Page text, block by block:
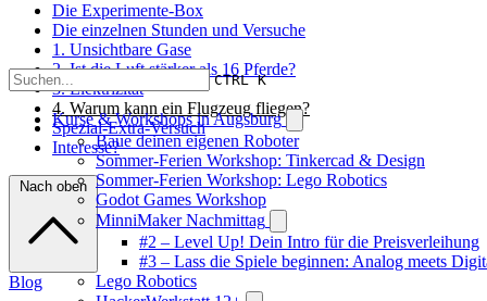
CTRL K
Kurse & Workshops in Augsburg
Baue deinen eigenen Roboter
Sommer-Ferien Workshop: Tinkercad & Design
Sommer-Ferien Workshop: Lego Robotics
Godot Games Workshop
MinniMaker Nachmittag
#2 – Level Up! Dein Intro für die Preisverleihung
#3 – Lass die Spiele beginnen: Analog meets
Lego Robotics
Die Experimente-Box
Die einzelnen Stunden und Versuche
1. Unsichtbare Gase
2. Ist die Luft stärker als 16 Pferde?
3. Elektrizität
4. Warum kann ein Flugzeug fliegen?
Spezial-Extra-Versuch
Interesse?
Nach oben
Blog